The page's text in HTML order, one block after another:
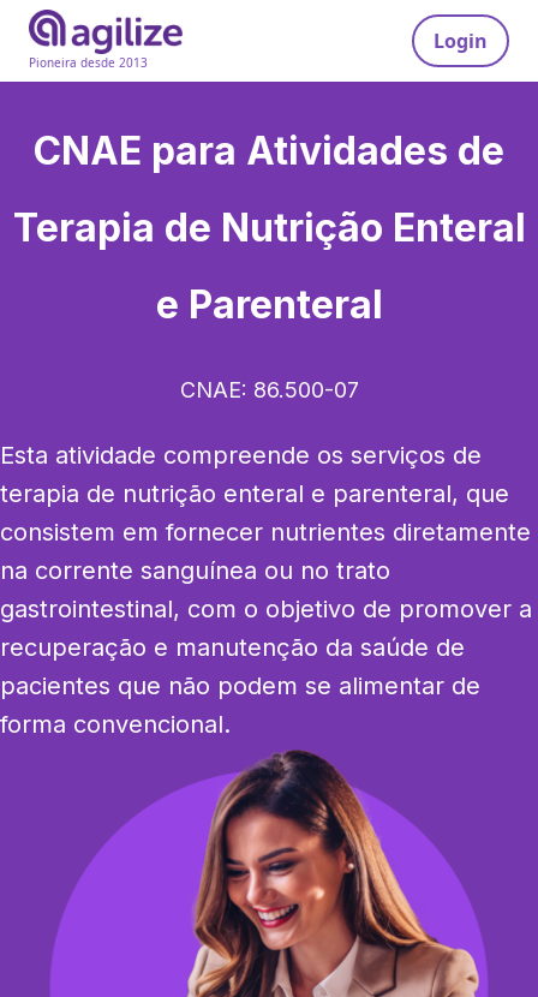
Pioneira desde 2013
Login
CNAE para Atividades de
Terapia de Nutrição Enteral
e Parenteral
CNAE: 86.500-07
Esta atividade compreende os serviços de
terapia de nutrição enteral e parenteral, que
consistem em fornecer nutrientes diretamente
na corrente sanguínea ou no trato
gastrointestinal, com o objetivo de promover a
recuperação e manutenção da saúde de
pacientes que não podem se alimentar de
forma convencional.